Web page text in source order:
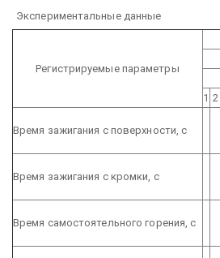
Экспериментальные данные
Регистрируемые параметры
1 2
Время зажигания с поверхности, с
Время зажигания с кромки, с
Время самостоятельного горения, с